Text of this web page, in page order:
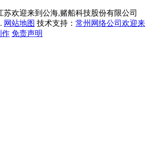
苏欢迎来到公海,赌船科技股份有限公司
网站地图 技术支持： 常州网络公司欢迎来
作 免责声明